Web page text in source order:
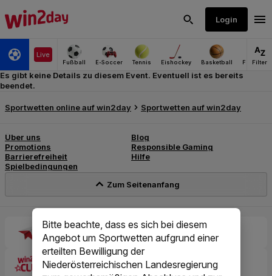
Bitte beachte, dass es sich bei diesem
Angebot um Sportwetten aufgrund einer
erteilten Bewilligung der
Niederösterreichischen Landesregierung
Es gibt keine Details zu diesem Event. Eventuell ist es bereits
beendet.